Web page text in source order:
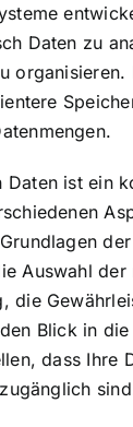
Daten zu
organisieren.
Daten ist ein
der
Auswahl
die
Blick in
dass Ihre